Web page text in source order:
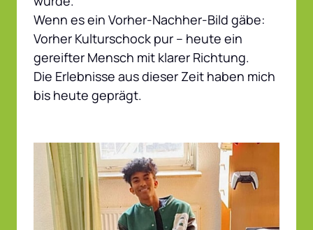
Wenn es ein Vorher-Nachher-Bild gäbe:
Vorher Kulturschock pur – heute ein
gereifter Mensch mit klarer Richtung.
Die Erlebnisse aus dieser Zeit haben mich
bis heute geprägt.